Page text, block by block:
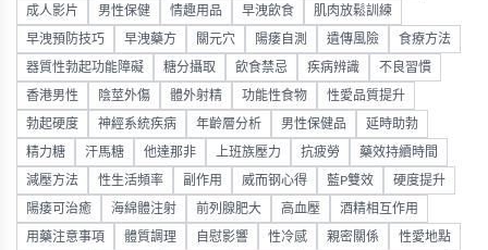
成人影片 男性保健 情趣用品 早洩飲食 肌肉放鬆訓練
早洩預防技巧 早洩藥方 關元穴 陽痿自測 遺傳風險 食療方法
器質性勃起功能障礙 糖分攝取 飲食禁忌 疾病辨識 不良習慣
香港男性 陰莖外傷 體外射精 功能性食物 性愛品質提升
勃起硬度 神經系統疾病 年齡層分析 男性保健品 延時助勃
精力糖 汗馬糖 他達那非 上班族壓力 抗疲勞 藥效持續時間
減壓方法 性生活頻率 副作用 威而钢心得 藍P雙效 硬度提升
陽痿可治癒 海綿體注射 前列腺肥大 高血壓 酒精相互作用
用藥注意事項 體質調理 自慰影響 性冷感 親密關係 性愛地點